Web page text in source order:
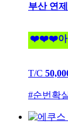
부산 연
❤️❤️❤️아
T/C
#순번확